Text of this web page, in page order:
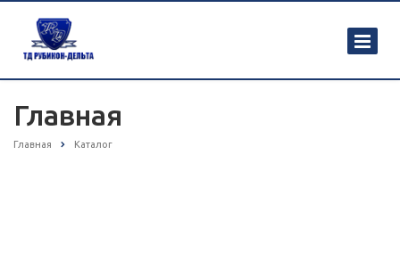
Главная
Главная Каталог